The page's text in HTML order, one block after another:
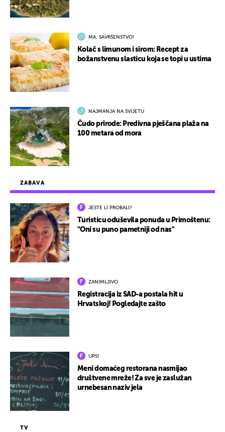
ZABAVA
JESTE LI PROBALI?
Turisticu oduševila ponuda u Primoštenu:
"Oni su puno pametniji od nas"
ZANIMLJIVO
Registracija iz SAD-a postala hit u
Hrvatskoj! Pogledajte zašto
UPS!
Meni domaćeg restorana nasmijao
društvene mreže! Za sve je zaslužan
urnebesan naziv jela
TV
MA, SAVRŠENSTVO!
Kolač s limunom i sirom: Recept za
božanstvenu slasticu koja se topi u ustima
NAJMANJA NA SVIJETU
Čudo prirode: Predivna pješčana plaža na
100 metara od mora